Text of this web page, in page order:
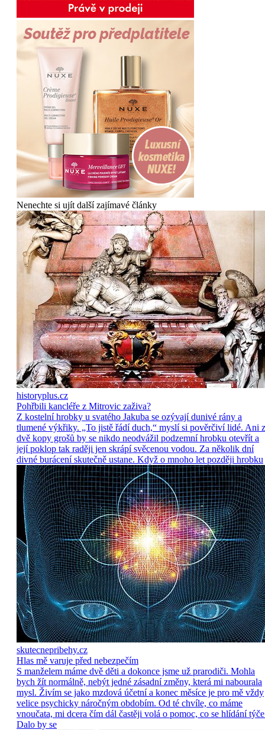
Nenechte si ujít další zajímavé články
historyplus.cz
Pohřbili kancléře z Mitrovic zaživa?
Z kostelní hrobky u svatého Jakuba se ozývají dunivé rány a
tlumené výkřiky. „To jistě řádí duch,“ myslí si pověrčiví lidé. Ani
dvě kopy grošů by se nikdo neodvážil podzemní hrobku otevřít a
její poklop tak raději jen skrápí svěcenou vodou. Za několik dní
divné burácení skutečně ustane. Když o mnoho let později hrobku
skutecnepribehy.cz
Hlas mě varuje před nebezpečím
S manželem máme dvě děti a dokonce jsme už prarodiči. Mohla
bych žít normálně, nebýt jedné zásadní změny, která mi nabourala
mysl. Živím se jako mzdová účetní a konec měsíce je pro mě vždy
velice psychicky náročným obdobím. Od té chvíle, co máme
vnoučata, mi dcera čím dál častěji volá o pomoc, co se hlídání
Dalo by se